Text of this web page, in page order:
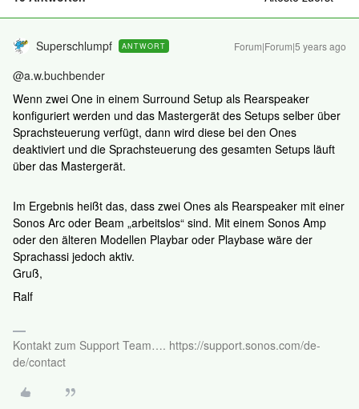
Superschlumpf ANTWORT Forum|Forum|5 years ago
@a.w.buchbender
Wenn zwei One in einem Surround Setup als Rearspeaker
konfiguriert werden und das Mastergerät des Setups selber über
Sprachsteuerung verfügt, dann wird diese bei den Ones
deaktiviert und die Sprachsteuerung des gesamten Setups läuft
über das Mastergerät.
Im Ergebnis heißt das, dass zwei Ones als Rearspeaker mit einer
Sonos Arc oder Beam „arbeitslos“ sind. Mit einem Sonos Amp
oder den älteren Modellen Playbar oder Playbase wäre der
Sprachassi jedoch aktiv.
Gruß,
Ralf
Kontakt zum Support Team…. https://support.sonos.com/de-
de/contact